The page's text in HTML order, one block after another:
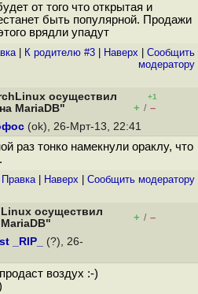
от того что открытая и
быть популярной. Продажи
врядли упадут
| К родителю #3 Наверх
Cообщить
модератору
осуществил
MariaDB"
+1
+ / –
(ok), 26-Мрт-13, 22:41
раз тонко намекнули ораклу, что
Правка| Наверх Cообщить модератору
осуществил
+ / –
_RIP_
(?), 26-
воздух :-)